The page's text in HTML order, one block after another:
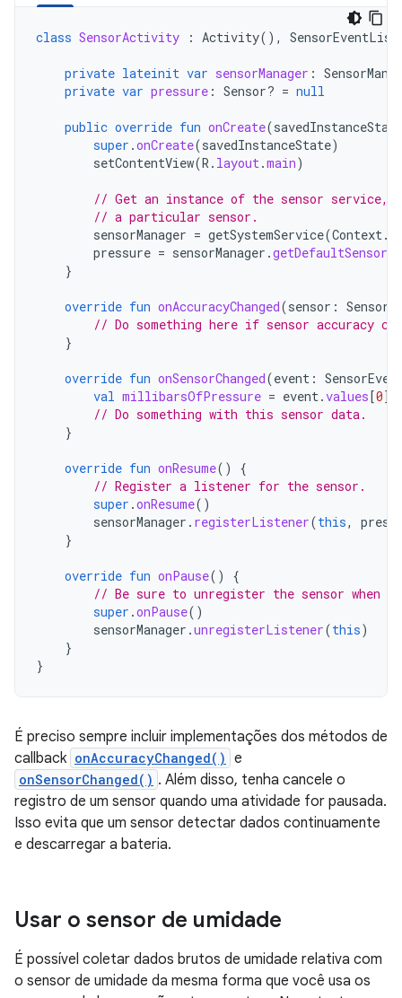
class SensorActivity : Activity(),
private lateinit var sensorManager :
private var pressure : Sensor? = null
public override fun onCreate(savedInstanceState
super .onCreate(savedInstanceState)
setContentView(R . layout.main)
// Get an instance of the sensor service,
// a particular sensor.
sensorManager = getSystemService(Context.
pressure = sensorManager .getDefaultSensor
}
override fun onAccuracyChanged(sensor : Sensor
// Do something here if sensor accuracy
}
override fun onSensorChanged(event :
val millibarsOfPressure = event.values[0]
// Do something with this sensor data.
}
override fun onResume()
{
// Register a listener for the sensor.
super .onResume()
sensorManager . registerListener(this,
}
override fun onPause()
{
// Be sure to unregister the sensor when
super .onPause()
sensorManager .unregisterListener(this)
}
}
É preciso sempre incluir implementações dos métodos de
callback onAccuracyChanged() e
onSensorChanged() . Além disso, tenha cancele o
registro de um sensor quando uma atividade for pausada.
Isso evita que um sensor detectar dados continuamente
e descarregar a bateria.
Usar o sensor de umidade
É possível coletar dados brutos de umidade relativa com
o sensor de umidade da mesma forma que você usa os